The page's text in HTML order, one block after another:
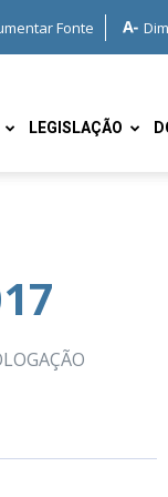
Fonte
LEGISLAÇÃO